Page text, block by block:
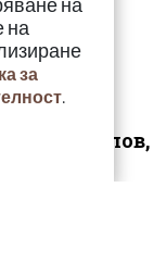
сили
Даскалов,
на
на
за
.